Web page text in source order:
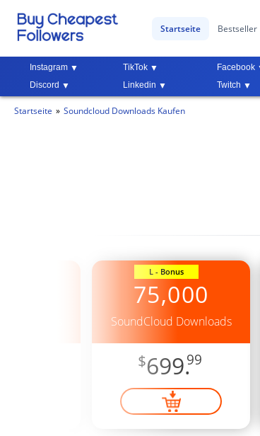
Startseite Bestseller
Instagram TikTok Facebook
Discord
Linkedin Twitch
Startseite Soundcloud Downloads Kaufen
L - Bonus
75,000
SoundCloud Downloads
$699.99